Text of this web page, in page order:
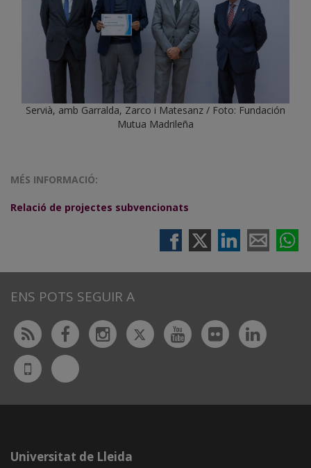
Servià, amb Garralda, Zarco i Matesanz / Foto: Fundación
Mutua Madrileña
MÉS INFORMACIÓ:
Relació de projectes subvencionats
ENS POTS SEGUIR A
Rss FacebookInstagram
TwitterYoutubeFlickr
UdL
App
Bluesky
Universitat de Lleida